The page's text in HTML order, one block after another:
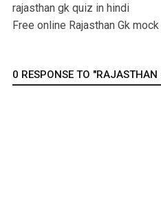
rajasthan gk quiz in hindi
Free online Rajasthan Gk
0 RESPONSE TO